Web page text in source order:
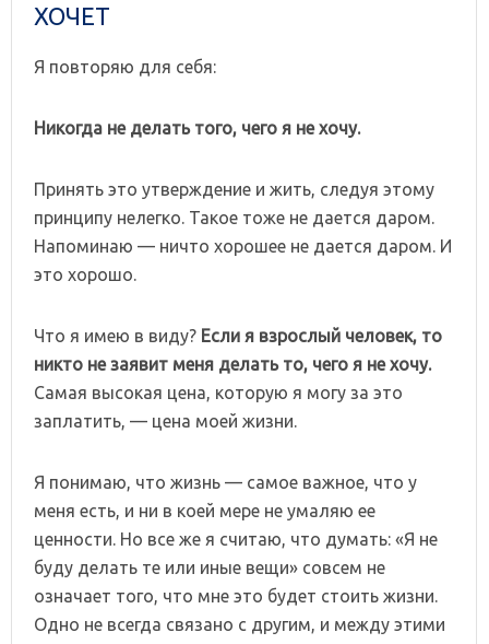
ХОЧЕТ
Я повторяю для себя:
Никогда не делать того, чего я не хочу.
Принять это утверждение и жить, следуя этому
принципу нелегко. Такое тоже не дается даром.
Напоминаю — ничто хорошее не дается даром. И
это хорошо.
Что я имею в виду? Если я взрослый человек, то
никто не заявит меня делать то, чего я не хочу.
Самая высокая цена, которую я могу за это
заплатить, — цена моей жизни.
Я понимаю, что жизнь — самое важное, что у
меня есть, и ни в коей мере не умаляю ее
ценности. Но все же я считаю, что думать: «Я не
буду делать те или иные вещи» совсем не
означает того, что мне это будет стоить жизни.
Одно не всегда связано с другим, и между этими